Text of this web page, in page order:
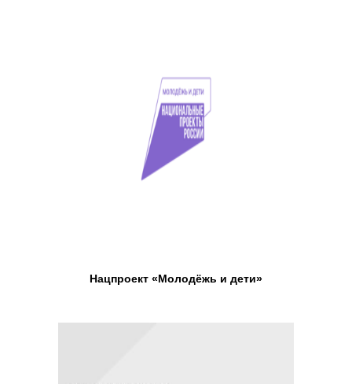
Нацпроект «Молодёжь и дети»